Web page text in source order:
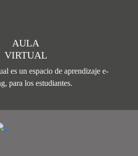
AULA
VIRTUAL
es un espacio de aprendizaje e-
para los estudiantes.